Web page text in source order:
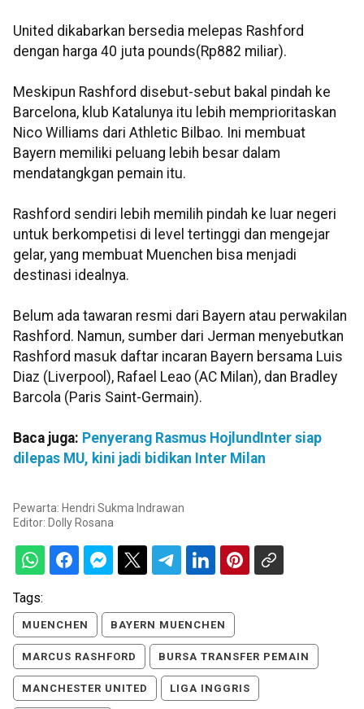
United dikabarkan bersedia melepas Rashford
dengan harga 40 juta pounds(Rp882 miliar).
Meskipun Rashford disebut-sebut bakal pindah ke
Barcelona, klub Katalunya itu lebih memprioritaskan
Nico Williams dari Athletic Bilbao. Ini membuat
Bayern memiliki peluang lebih besar dalam
mendatangkgan pemain itu.
Rashford sendiri lebih memilih pindah ke luar negeri
untuk berkompetisi di level tertinggi dan mengejar
gelar, yang membuat Muenchen bisa menjadi
destinasi idealnya.
Belum ada tawaran resmi dari Bayern atau perwakilan
Rashford. Namun, sumber dari Jerman menyebutkan
Rashford masuk daftar incaran Bayern bersama Luis
Diaz (Liverpool), Rafael Leao (AC Milan), dan Bradley
Barcola (Paris Saint-Germain).
Baca juga: Penyerang Rasmus HojlundInter siap
dilepas MU, kini jadi bidikan Inter Milan
Pewarta: Hendri Sukma Indrawan
Editor: Dolly Rosana
Tags:
MUENCHEN BAYERN MUENCHEN
MARCUS RASHFORD BURSA TRANSFER PEMAIN
MANCHESTER UNITED LIGA INGGRIS